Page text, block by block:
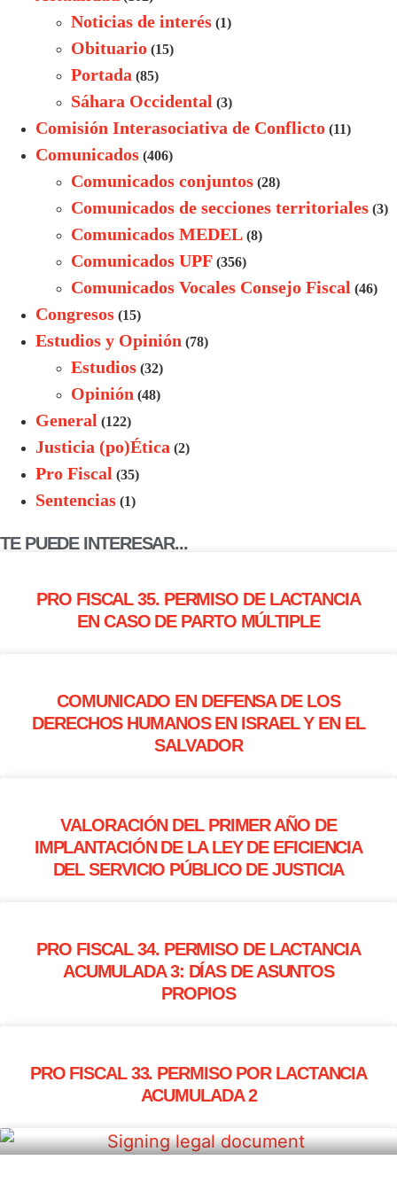
Noticias de interés (1)
Obituario (15)
Portada (85)
Sáhara Occidental (3)
Comisión Interasociativa de Conflicto (11)
Comunicados (406)
Comunicados conjuntos (28)
Comunicados de secciones territoriales (3)
Comunicados MEDEL (8)
Comunicados UPF (356)
Comunicados Vocales Consejo Fiscal (46)
Congresos (15)
Estudios y Opinión (78)
Estudios (32)
Opinión (48)
General (122)
Justicia (po)Ética (2)
Pro Fiscal (35)
Sentencias (1)
TE PUEDE INTERESAR...
PRO FISCAL 35. PERMISO DE LACTANCIA
EN CASO DE PARTO MÚLTIPLE
COMUNICADO EN DEFENSA DE LOS
DERECHOS HUMANOS EN ISRAEL Y EN EL
SALVADOR
VALORACIÓN DEL PRIMER AÑO DE
IMPLANTACIÓN DE LA LEY DE EFICIENCIA
DEL SERVICIO PÚBLICO DE JUSTICIA
PRO FISCAL 34. PERMISO DE LACTANCIA
ACUMULADA 3: DÍAS DE ASUNTOS
PROPIOS
PRO FISCAL 33. PERMISO POR LACTANCIA
ACUMULADA 2